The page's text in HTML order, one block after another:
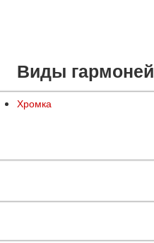
Виды гармоней
Хромка